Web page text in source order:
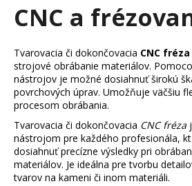
CNC a
Tvarovacia či dokončovacia CNC fréza
strojové obrábanie materiálov.
nástrojov je možné dosiahnuť širokú
povrchových úprav. Umožňuje väčšiu
procesom obrábania.
Tvarovacia či dokončovacia CNC fréza
nástrojom pre každého profesionála,
dosiahnuť precízne výsledky pri
materiálov. Je ideálna pre tvorbu
tvarov na kameni či inom materiáli.
p
o
t
r
e
b
u
j
e
t